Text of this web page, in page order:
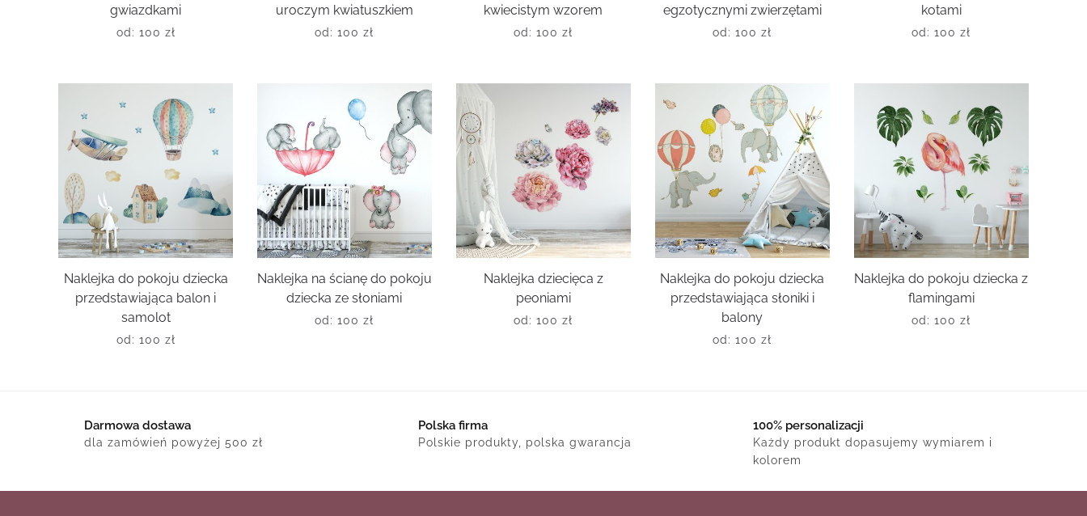
gwiazdkami
od: 100 zł
uroczym kwiatuszkiem
od:100zł
kwiecistym wzorem
od:100zł
egzotycznymi zwierzętami
od:100zł
kotami
od:100zł
Naklejka do pokoju dziecka
przedstawiająca balon i
samolot
od: 100 zł
Naklejka na ścianę do pokoju
dziecka ze słoniami
od:100zł
Naklejka dziecięca z
peoniami
od:100zł
Naklejka do pokoju dziecka
przedstawiająca słoniki i
balony
od:100zł
Naklejka do pokoju dziecka z
flamingami
od:100zł
Darmowa dostawa
dla zamówień powyżej 500 zł
Polska firma
Polskie produkty, polska gwarancja
100% personalizacji
Każdy produkt dopasujemy wymiarem i
kolorem